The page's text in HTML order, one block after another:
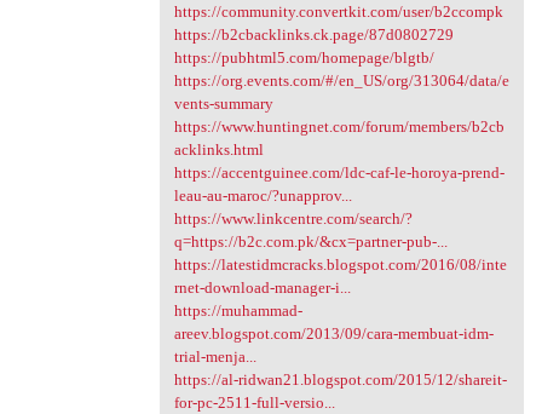
https://community.convertkit.com/user/b2ccompk
https://b2cbacklinks.ck.page/87d0802729
https://pubhtml5.com/homepage/blgtb/
https://org.events.com/#/en_US/org/313064/data/e
vents-summary
https://www.huntingnet.com/forum/members/b2cb
acklinks.html
https://accentguinee.com/ldc-caf-le-horoya-prend-
leau-au-maroc/?unapprov...
https://www.linkcentre.com/search/?
q=https://b2c.com.pk/&cx=partner-pub-...
https://latestidmcracks.blogspot.com/2016/08/inte
rnet-download-manager-i...
https://muhammad-
areev.blogspot.com/2013/09/cara-membuat-idm-
trial-menja...
https://al-ridwan21.blogspot.com/2015/12/shareit-
for-pc-2511-full-versio...